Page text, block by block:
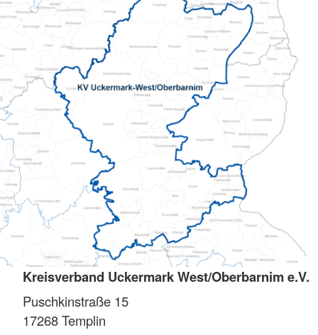
Kreisverband Uckermark West/Oberbarnim e.V.
Puschkinstraße 15
17268Templin